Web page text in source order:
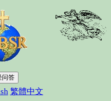
问答
繁體中文